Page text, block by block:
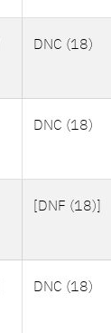
DNC (18)
DNC (18)
[DNF (18)]
DNC (18)